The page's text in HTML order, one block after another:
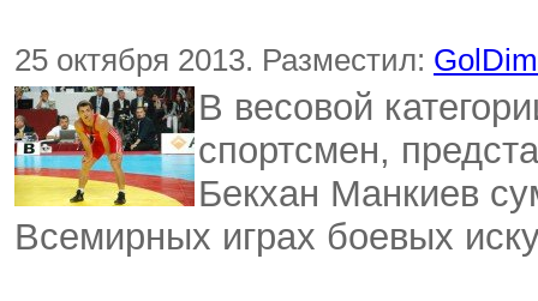
25 октября 2013. Разместил:
В весовой
спортсмен,
Бекхан Манкиев
Всемирных играх боевых